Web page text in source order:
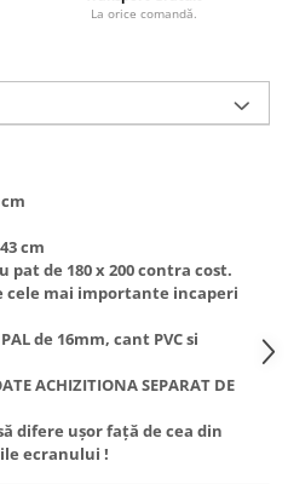
La orice comandă.
cm
pat de 180 x 200 contra cost.
mai importante incaperi
de 16mm, cant PVC si
ACHIZITIONA SEPARAT DE
difere ușor față de cea din
ecranului !